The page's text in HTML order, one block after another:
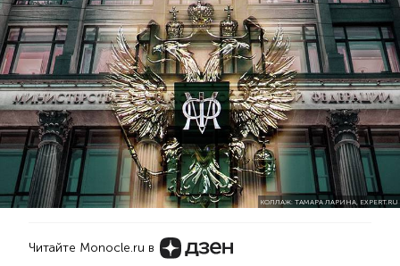
КОЛЛАЖ: ТАМАРА ЛАРИНА, EXPERT.RU
Читайте Monocle.ru в